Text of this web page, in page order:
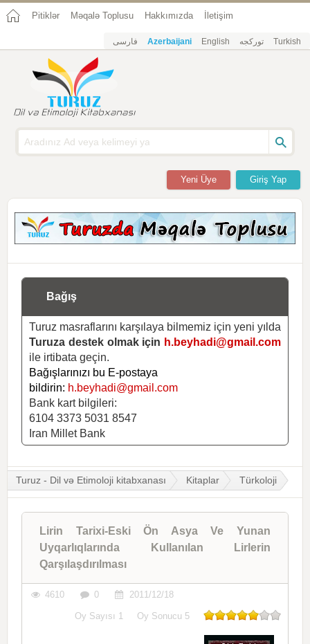
Pitiklər Məqalə Toplusu Hakkımızda İletişim
فارسی Azerbaijani English تورکجه Turkish
Giriş Yap
Yeni Üye
Bağış
Turuz masraflarını karşılaya bilmemiz için yeni yılda
Turuza destek olmak için h.beyhadi@gmail.com
ile irtibata geçin.
Bağışlarınızı bu E-postaya
bildirin: h.beyhadi@gmail.com
Bank kart bilgileri:
6104 3373 5031 8547
Iran Millet Bank
Turuz - Dil və Etimoloji kitabxanası Kitaplar Türkoloji
Lirin Tarixi-Eski Ön Asya Ve Yunan
Uyqarlıqlarında Kullanılan Lirlerin
Qarşılaşdırılması
4610 0 2011/12/18
Oy Sayısı 1 Oy Sonucu 5